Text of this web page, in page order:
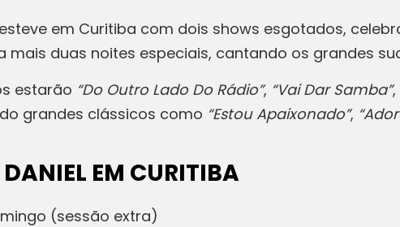
esteve em Curitiba com dois shows esgotados,
mais duas noites especiais, cantando os grandes
estarão “Do Outro Lado Do Rádio”, “Vai Dar Samba”,
grandes clássicos como “Estou Apaixonado”,
EM CURITIBA
(sessão extra)